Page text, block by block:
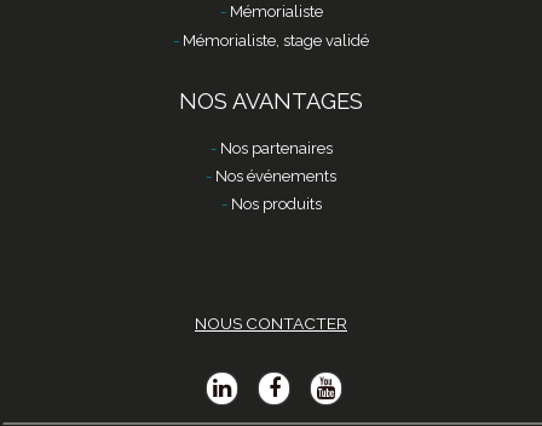
Mémorialiste
Mémorialiste, stage validé
NOS AVANTAGES
Nos partenaires
Nos événements
Nos produits
NOUS CONTACTER